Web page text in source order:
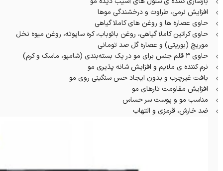
افزایش نرمی، طراوت و درخشندگی موها
حاوی عصاره ها و روغن های کاملا گیاهی
حاوی کراتین کاملا گیاهی، روغن بائوباب، کره ساپوته، روغن میوه نخل
موریچ (بوریتی) و عصاره گل صد تومانی
حاوی ۳ قلم جنس برای مو در یک بسته‌بندی (شامپو، ماسک و‌ کرم)
نرم کننده ی ملایم و افزایش شانه پذیری مو
بافت غیرچرب و بدون ایجاد حس سنگینی روی مو
افزایش مقاومت تارهای مو
مناسب مو و پوست سر حساس
ضد خارش، قرمزی و التهاب